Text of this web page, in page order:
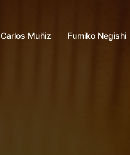
Carlos Muñiz Fumiko Negishi